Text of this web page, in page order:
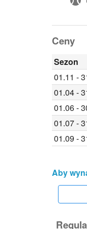
Ceny
Sezon
01.11 -
01.04 -
01.06 -
01.07 -
01.09 -
Aby